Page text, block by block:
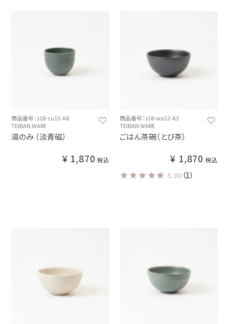
商品番号：s18-cu13-A8
TEIBAN WARE
湯のみ （淡青磁）
¥ 1,870 税込
商品番号：s18-wa12-A3
TEIBAN WARE
ごはん茶碗（とび茶）
¥ 1,870 税込
5.00 （1）